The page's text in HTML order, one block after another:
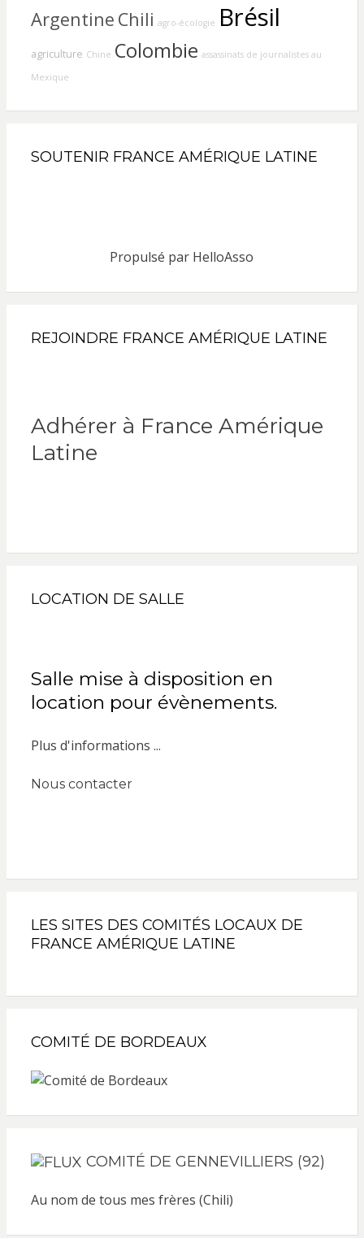
Argentine Chili agro-écologie Brésil
agriculture Chine Colombie assassinats de journalistes au
Mexique
SOUTENIR FRANCE AMÉRIQUE LATINE
Propulsé par HelloAsso
REJOINDRE FRANCE AMÉRIQUE LATINE
Adhérer à France Amérique
Latine
LOCATION DE SALLE
Salle mise à disposition en
location pour évènements.
Plus d'informations ...
Nous contacter
LES SITES DES COMITÉS LOCAUX DE
FRANCE AMÉRIQUE LATINE
COMITÉ DE BORDEAUX
COMITÉ DE GENNEVILLIERS (92)
Au nom de tous mes frères (Chili)